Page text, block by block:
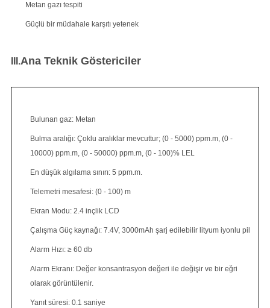
Metan gazı tespiti
Güçlü bir müdahale karşıtı yetenek
III.Ana Teknik Göstericiler
Bulunan gaz: Metan
Bulma aralığı: Çoklu aralıklar mevcuttur; (0 - 5000) ppm.m, (0 -
10000) ppm.m, (0 - 50000) ppm.m, (0 - 100)% LEL
En düşük algılama sınırı: 5 ppm.m.
Telemetri mesafesi: (0 - 100) m
Ekran Modu: 2.4 inçlik LCD
Çalışma Güç kaynağı: 7.4V, 3000mAh şarj edilebilir lityum iyonlu pil
Alarm Hızı: ≥ 60 db
Alarm Ekranı: Değer konsantrasyon değeri ile değişir ve bir eğri
olarak görüntülenir.
Yanıt süresi: 0.1 saniye